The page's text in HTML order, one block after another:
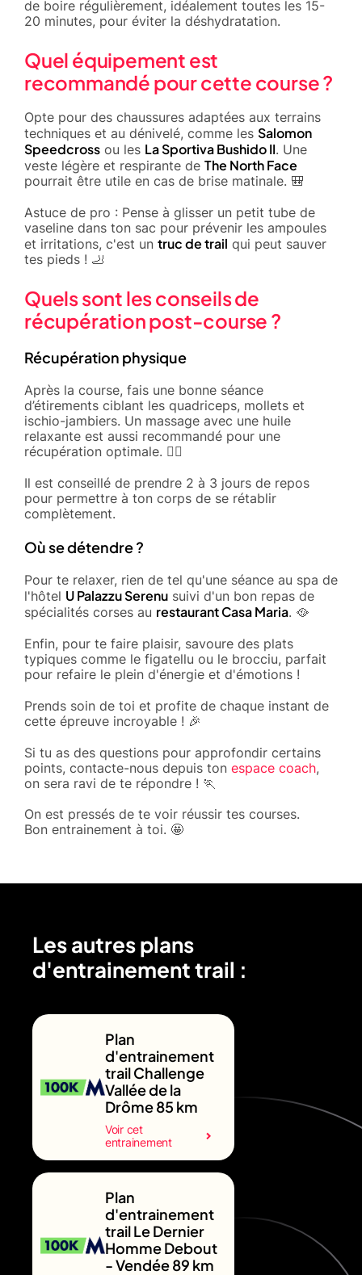
de boire régulièrement, idéalement toutes les 15-
20 minutes, pour éviter la déshydratation.
Quel équipement est
recommandé pour cette course ?
Opte pour des chaussures adaptées aux terrains
techniques et au dénivelé, comme les Salomon
Speedcross ou les La Sportiva Bushido II. Une
veste légère et respirante de The North Face
pourrait être utile en cas de brise matinale. 🎒
Astuce de pro : Pense à glisser un petit tube de
vaseline dans ton sac pour prévenir les ampoules
et irritations, c'est un truc de trail qui peut sauver
tes pieds ! 🦶
Quels sont les conseils de
récupération post-course ?
Récupération physique
Après la course, fais une bonne séance
d’étirements ciblant les quadriceps, mollets et
ischio-jambiers. Un massage avec une huile
relaxante est aussi recommandé pour une
récupération optimale. 🧘‍♀️
Il est conseillé de prendre 2 à 3 jours de repos
pour permettre à ton corps de se rétablir
complètement.
Où se détendre ?
Pour te relaxer, rien de tel qu'une séance au spa de
l'hôtel U Palazzu Serenu suivi d'un bon repas de
spécialités corses au restaurant Casa Maria. 🥘
Enfin, pour te faire plaisir, savoure des plats
typiques comme le figatellu ou le brocciu, parfait
pour refaire le plein d'énergie et d'émotions !
Prends soin de toi et profite de chaque instant de
cette épreuve incroyable ! 🎉
Si tu as des questions pour approfondir certains
points, contacte-nous depuis ton espace coach,
on sera ravi de te répondre ! 🏃
On est pressés de te voir réussir tes courses.
Bon entrainement à toi. 🤩
Les autres plans
d'entrainement trail :
Plan
d'entrainement
trail Challenge
Vallée de la
Drôme 85 km
Voir cet
entrainement
Plan
d'entrainement
trail Le Dernier
Homme Debout
- Vendée 89 km